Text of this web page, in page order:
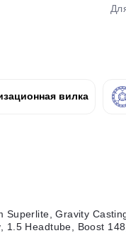
вилка
Superlite, Gravity
1.5 Headtube, Boost
недели